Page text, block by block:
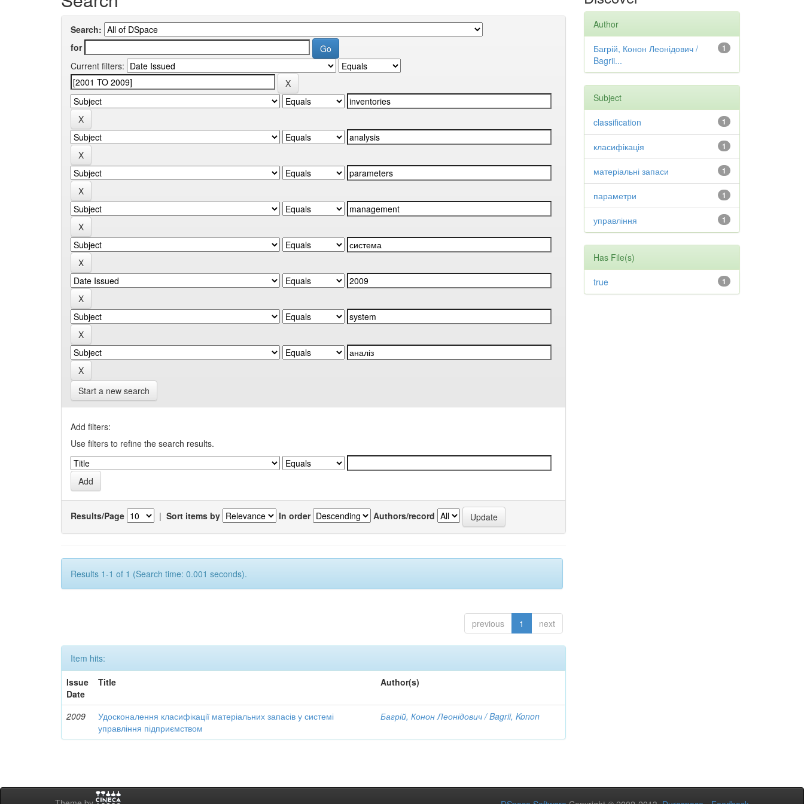
Search:
for
Current filters:
Start a new search
Add filters:
Use filters to refine the search results.
Results/Page | Sort items by In order Authors/record
Results 1-1 of 1 (Search time: 0.001 seconds).
previous 1 next
Item hits:
Issue
Date
Title Author(s)
2009
Удосконалення класифікації матеріальних запасів у системі
управління підприємством
Багрій, Конон Леонідович / Bagrii, Konon
Author
1
Багрій, Конон Леонідович /
Bagrii...
Subject
1
classification
1
класифікація
1
матеріальні запаси
1
параметри
1
управління
Has File(s)
1
true